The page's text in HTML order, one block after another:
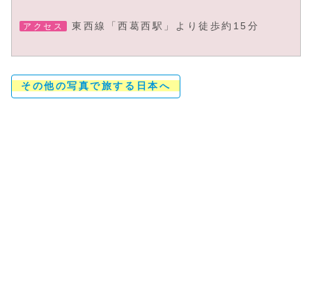
アクセス 東西線「西葛西駅」より徒歩約15分
その他の写真で旅する日本へ